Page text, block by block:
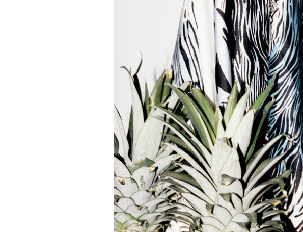
Únete a nuestra
sea parte de la
Para suscribirse, simplemente ingrese su
suscripción a continuación. No se preocupe,
información está segura con nosotros.
Share